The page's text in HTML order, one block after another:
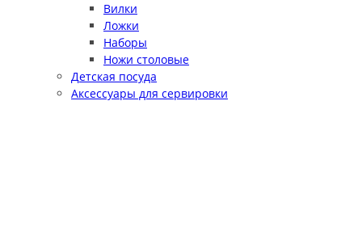
Вилки
Ложки
Наборы
Ножи столовые
Детская посуда
Аксессуары для сервировки